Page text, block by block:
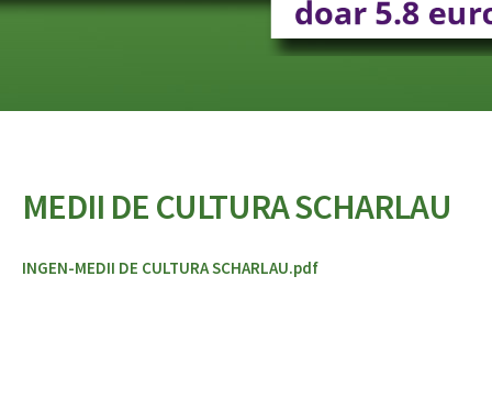
MEDII DE CULTURA SCHARLAU
INGEN-MEDII DE CULTURA SCHARLAU.pdf